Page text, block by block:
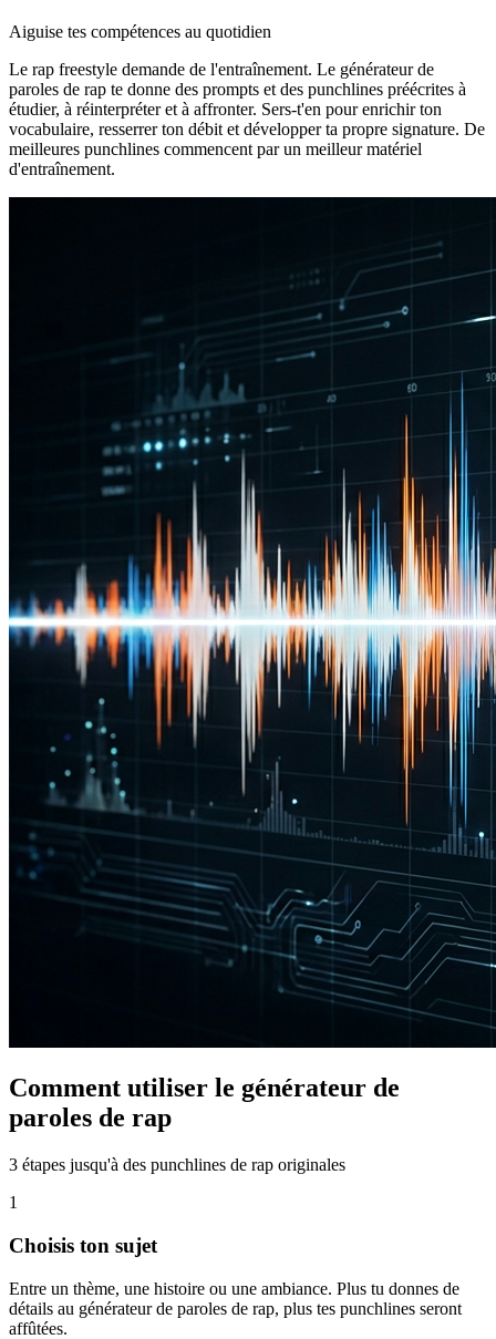
Aiguise tes compétences au quotidien
Le rap freestyle demande de l'entraînement. Le générateur de
paroles de rap te donne des prompts et des punchlines préécrites à
étudier, à réinterpréter et à affronter. Sers-t'en pour enrichir ton
vocabulaire, resserrer ton débit et développer ta propre signature. De
meilleures punchlines commencent par un meilleur matériel
d'entraînement.
Comment utiliser le générateur de
paroles de rap
3 étapes jusqu'à des punchlines de rap originales
1
Choisis ton sujet
Entre un thème, une histoire ou une ambiance. Plus tu donnes de
détails au générateur de paroles de rap, plus tes punchlines seront
affûtées.